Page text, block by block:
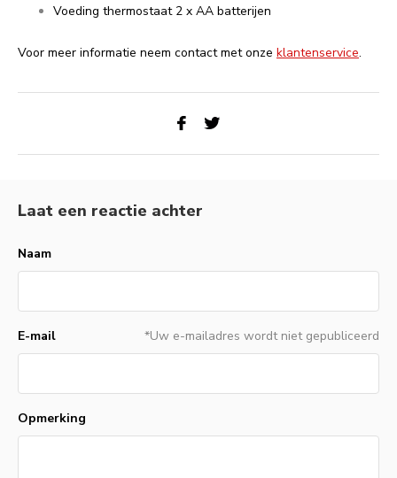
Voeding thermostaat 2 x AA batterijen
Voor meer informatie neem contact met onze klantenservice.
Laat een reactie achter
Naam
E-mail *Uw e-mailadres wordt niet gepubliceerd
Opmerking